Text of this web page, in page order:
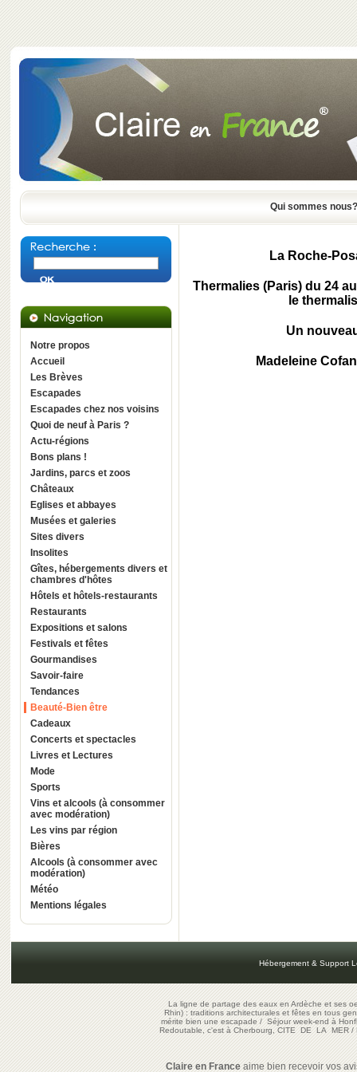
Qui sommes nous?
Notre propos
Accueil
Les Brèves
Escapades
Escapades chez nos voisins
Quoi de neuf à Paris ?
Actu-régions
Bons plans !
Jardins, parcs et zoos
Châteaux
Eglises et abbayes
Musées et galeries
Sites divers
Insolites
Gîtes, hébergements divers et
chambres d'hôtes
Hôtels et hôtels-restaurants
Restaurants
Expositions et salons
Festivals et fêtes
Gourmandises
Savoir-faire
Tendances
Beauté-Bien être
Cadeaux
Concerts et spectacles
Livres et Lectures
Mode
Sports
Vins et alcools (à consommer
avec modération)
Les vins par région
Bières
Alcools (à consommer avec
modération)
Météo
Mentions légales
La Roche-
Thermalies (Paris) du 24
le
Un
Madeleine
Hébergement & Support
La ligne de partage des eaux en Ardèche et ses
Rhin) : traditions architecturales et fêtes en tous
mérite bien une escapade/Séjour week-end à
Redoutable, c'est à Cherbourg, CITE DE LA MER/
Claire en Franceaime bien recevoir vos